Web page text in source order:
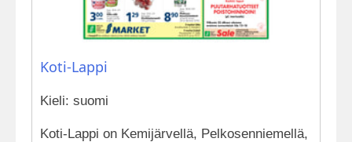
Koti-Lappi
Kieli: suomi
Koti-Lappi on Kemijärvellä, Pelkosenniemellä,